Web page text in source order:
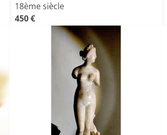
18ème siècle
450 €